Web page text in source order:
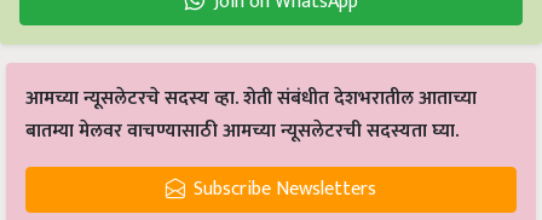
आमच्या न्यूसलेटरचे सदस्य व्हा. शेती संबंधीत देशभरातील आताच्या
बातम्या मेलवर वाचण्यासाठी आमच्या न्यूसलेटरची सदस्यता घ्या.
Subscribe Newsletters